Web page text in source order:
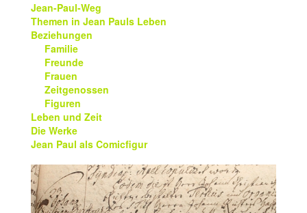
Jean-Paul-Weg
Themen in Jean Pauls Leben
Beziehungen
Familie
Freunde
Frauen
Zeitgenossen
Figuren
Leben und Zeit
Die Werke
Jean Paul als Comicfigur